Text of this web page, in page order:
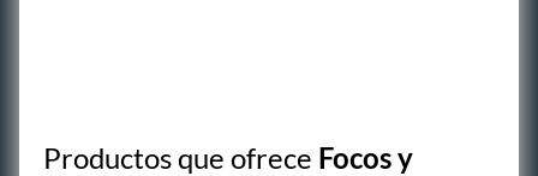
Productos que ofrece Focos y